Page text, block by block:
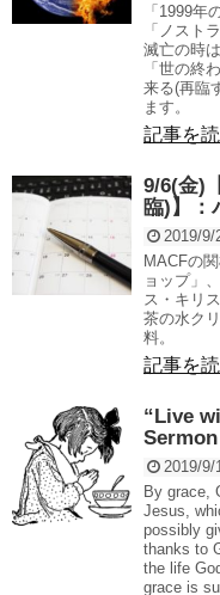
「1999年
「ノスト
滅亡の時
「世の終
来る(再臨
ます。
記事を
9/6(金)
臨)】：
2019/9/
MACFの
ョップ」
ス・キリ
茶の水ク
料。
記事を
“Live
2019/9/1
By grace,
Jesus,
possibly
thanks to
the life
grace is